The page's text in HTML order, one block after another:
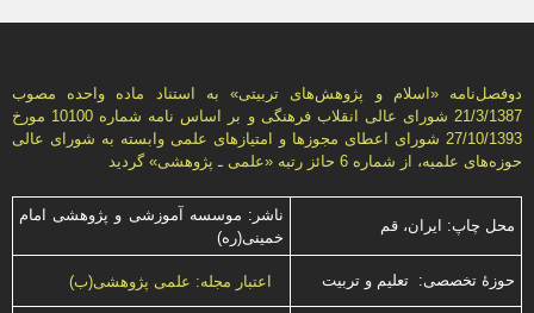
دوفصل‌نامه «اسلام و پژوهش‌های تربيتی» به استناد ماده واحده مصوب
21/3/1387 شورای عالی انقلاب فرهنگی و بر اساس نامه شماره 10100 مورخ
27/10/1393 شورای اعطای مجوزها و امتيازهای علمی وابسته به شورای عالی
حوزه‌های علميه، از شماره 6 حائز رتبه «علمی ـ پژوهشی» گرديد
محل چاپ: ایران، قم
ناشر: موسسه آموزشی و پژوهشی امام
خمینی(ره)
حوزۀ تخصصی: تعلیم و تربیت اعتبار مجله: علمی پژوهشی(ب)